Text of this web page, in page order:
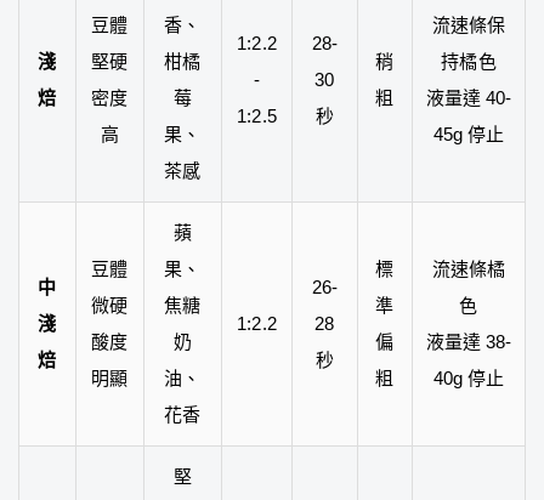
淺
焙
豆體
堅硬
密度
高
香、
柑橘
莓
果、
茶感
1:2.2
-
1:2.5
28-
30
秒
稍
粗
流速條保
持橘色
液量達 40-
45g 停止
中
淺
焙
豆體
微硬
酸度
明顯
蘋
果、
焦糖
奶
油、
花香
1:2.2
26-
28
秒
標
準
偏
粗
流速條橘
色
液量達 38-
40g 停止
堅